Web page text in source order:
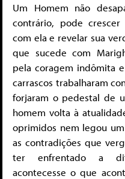
Um Homem não
contrário, pode crescer
com ela e revelar sua
que sucede com
pela coragem indômita
carrascos trabalharam
forjaram o pedestal de
homem volta à
oprimidos nem legou
as contradições que
ter enfrentado a
acontecesse o que